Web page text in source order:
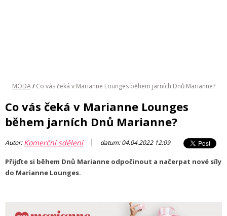
MÓDA / Co vás čeká v Marianne Lounges během jarních Dnů Marianne?
Co vás čeká v Marianne Lounges
během jarních Dnů Marianne?
Autor:Komerční sdělení | datum: 04.04.2022 12:09
Přijďte si během Dnů Marianne odpočinout a načerpat nové síly
do Marianne Lounges.